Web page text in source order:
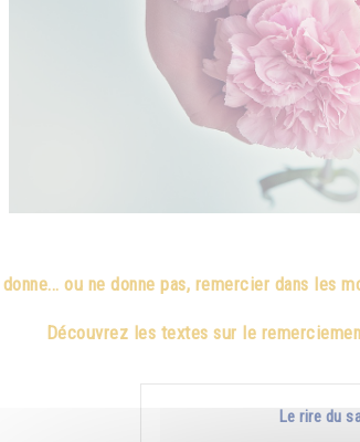
ou ne donne pas, remercier dans
Découvrez les textes sur le
Le rire du